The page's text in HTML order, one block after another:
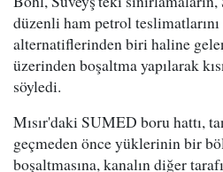
düzenli ham petrol
alternatiflerinden biri haline
üzerinden boşaltma yapılarak
söyledi.
Mısır'daki SUMED boru hattı,
geçmeden önce yüklerinin bir
boşaltmasına, kanalın diğer